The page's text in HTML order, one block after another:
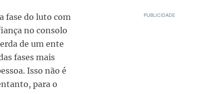
fase do luto com
no consolo
de um ente
fases mais
Isso não é
para o